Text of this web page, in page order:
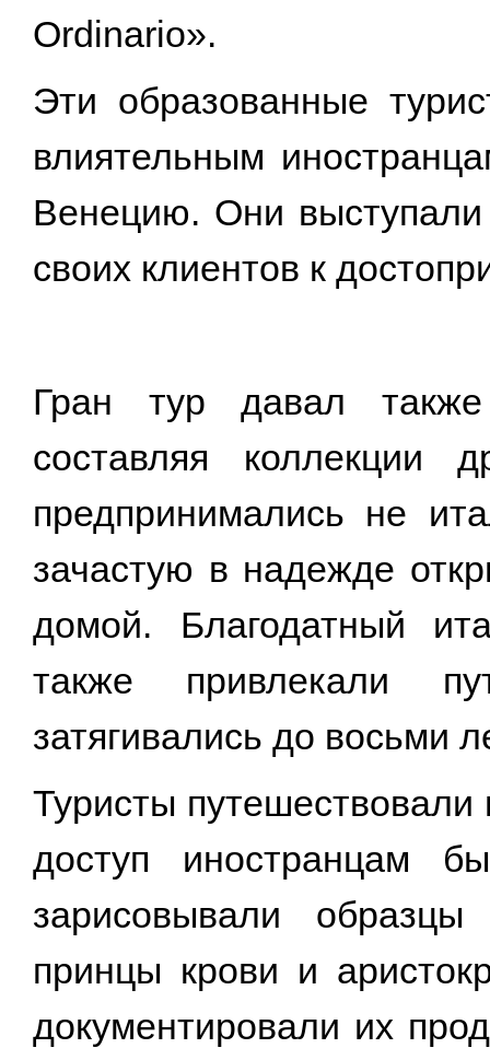
Ordinario».
Эти образованные
влиятельным
Венецию. Они выступали
своих клиентов к
Гран тур давал также
составляя коллекции
предпринимались не
зачастую в надежде
домой. Благодатный
также привлекали
затягивались до восьми
Туристы
доступ иностранцам
зарисовывали образцы
принцы крови и
документировали их